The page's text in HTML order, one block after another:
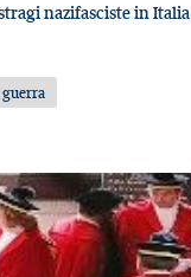
nazifasciste in Italia